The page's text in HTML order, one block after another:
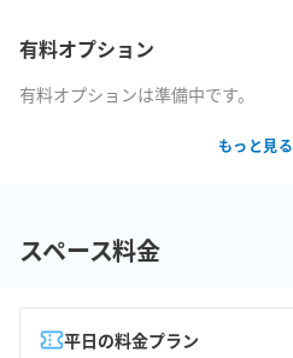
有料オプション
有料オプションは準備中です。
もっと見る
スペース料金
平日の料金プラン